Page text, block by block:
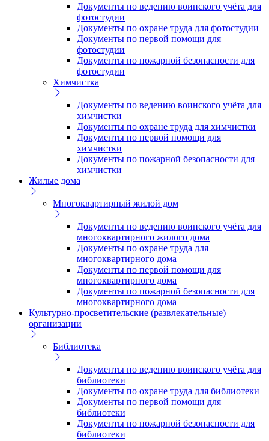
Документы по ведению воинского учёта для
фотостудии
Документы по охране труда для фотостудии
Документы по первой помощи для
фотостудии
Документы по пожарной безопасности для
фотостудии
Химчистка
Документы по ведению воинского учёта для
химчистки
Документы по охране труда для химчистки
Документы по первой помощи для
химчистки
Документы по пожарной безопасности для
химчистки
Жилые дома
Многоквартирный жилой дом
Документы по ведению воинского учёта для
многоквартирного жилого дома
Документы по охране труда для
многоквартирного дома
Документы по первой помощи для
многоквартирного дома
Документы по пожарной безопасности для
многоквартирного дома
Культурно-просветительские (развлекательные)
организации
Библиотека
Документы по ведению воинского учёта для
библиотеки
Документы по охране труда для библиотеки
Документы по первой помощи для
библиотеки
Документы по пожарной безопасности для
библиотеки